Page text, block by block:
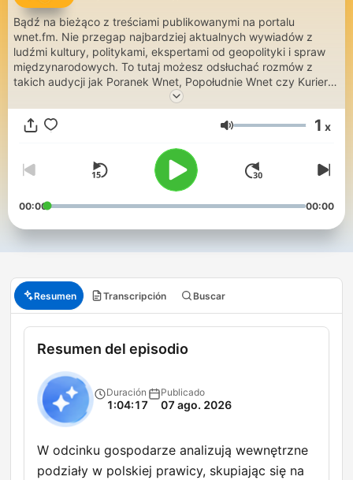
Bądź na bieżąco z treściami publikowanymi na portalu
wnet.fm. Nie przegap najbardziej aktualnych wywiadów z
ludźmi kultury, politykami, ekspertami od geopolityki i spraw
międzynarodowych. To tutaj możesz odsłuchać rozmów z
takich audycji jak Poranek Wnet, Popołudnie Wnet czy Kurier w
żywo! Słuchasz? Oglądasz? Wspieraj! zrzutka.pl/wnet
Wszystkie programy przygotowywane są przez nasz zespół
Volumen 1 x
00:00 00:00
Resumen Transcripción Buscar
Resumen del episodio
Duración
1:04:17
Publicado
07 ago. 2026
W odcinku gospodarze analizują wewnętrzne
podziały w polskiej prawicy, skupiając się na